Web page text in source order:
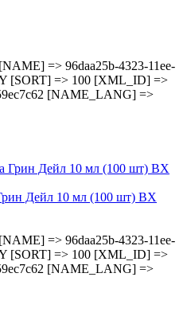
=> 96daa25b-4323-11ee-
[SORT] => 100 [XML_ID] =>
[NAME_LANG] =>
Дейл 10 мл (100 шт) ВХ
=> 96daa25b-4323-11ee-
[SORT] => 100 [XML_ID] =>
[NAME_LANG] =>